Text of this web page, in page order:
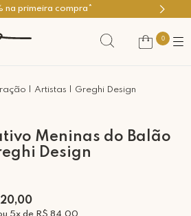
na primeira compra*
0
Artistas Greghi Design
Meninas do Balão
Design